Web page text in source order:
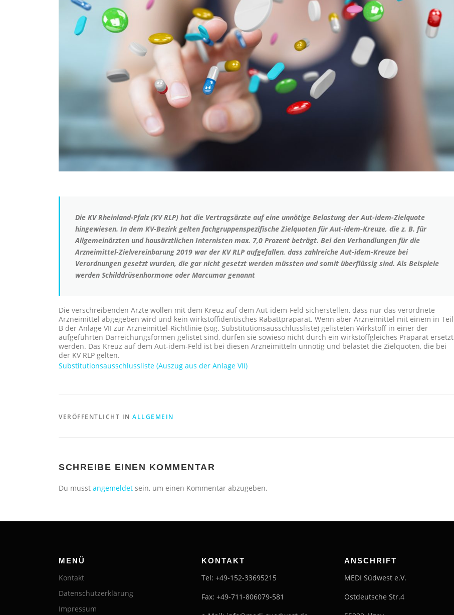
Die KV Rheinland-Pfalz (KV RLP) hat die Vertragsärzte auf eine unnötige Belastung der Aut-idem-Zielquote
hingewiesen. In dem KV-Bezirk gelten fachgruppenspezifische Zielquoten für Aut-idem-Kreuze, die z. B. für
Allgemeinärzten und hausärztlichen Internisten max. 7,0 Prozent beträgt. Bei den Verhandlungen für die
Arzneimittel-Zielvereinbarung 2019 war der KV RLP aufgefallen, dass zahlreiche Aut-idem-Kreuze bei
Verordnungen gesetzt wurden, die gar nicht gesetzt werden müssten und somit überflüssig sind. Als Beispiele
werden Schilddrüsenhormone oder Marcumar genannt
Die verschreibenden Ärzte wollen mit dem Kreuz auf dem Aut-idem-Feld sicherstellen, dass nur das verordnete
Arzneimittel abgegeben wird und kein wirkstoffidentisches Rabattpräparat. Wenn aber Arzneimittel mit einem in Teil
B der Anlage VII zur Arzneimittel-Richtlinie (sog. Substitutionsausschlussliste) gelisteten Wirkstoff in einer der
aufgeführten Darreichungsformen gelistet sind, dürfen sie sowieso nicht durch ein wirkstoffgleiches Präparat ersetzt
werden. Das Kreuz auf dem Aut-idem-Feld ist bei diesen Arzneimitteln unnötig und belastet die Zielquoten, die bei
der KV RLP gelten.
Substitutionsausschlussliste (Auszug aus der Anlage VII)
VERÖFFENTLICHT IN ALLGEMEIN
SCHREIBE EINEN KOMMENTAR
Du musst angemeldet sein, um einen Kommentar abzugeben.
MENÜ
Kontakt
Datenschutzerklärung
Impressum
KONTAKT
Tel: +49-152-33695215
Fax: +49-711-806079-581
ANSCHRIFT
MEDI Südwest e.V.
Ostdeutsche Str.4